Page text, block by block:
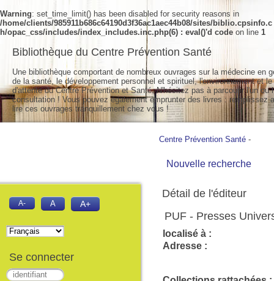
Warning: set_time_limit() has been disabled for security reasons in
/home/clients/985911b686c64190d3f36ac1aec44b08/sites/biblio.cpsinfo.c
h/opac_css/includes/index_includes.inc.php(6) : eval()'d code on line 1
Centre Prévention Santé -
Nouvelle recherche
Détail de l'éditeur
PUF - Presses
localisé à :
Adresse :
Bibliothèque du Centre Prévention Santé
Une bibliothèque comportant de nombreux ouvrages sur la médecine en
de la santé, le développement personnel et spirituel, l'environnement et
d'attente du Centre Prévention et Santé. N'hésitez pas à parcourir l'un
consultation ! Vous pouvez également emprunter des livres : remplissez
lire ces ouvrages tranquillement chez vous !
A- A A+
Se connecter